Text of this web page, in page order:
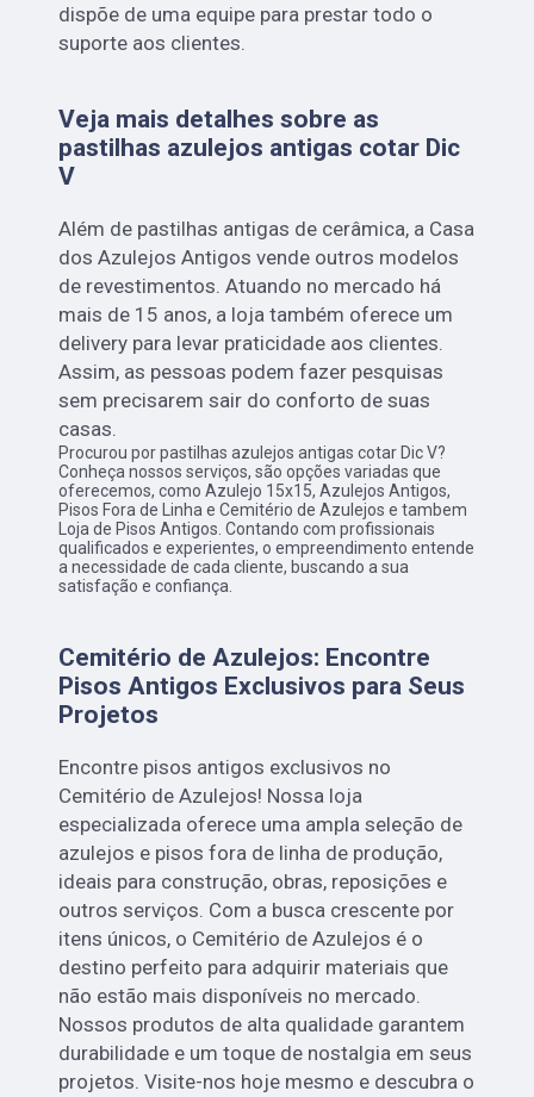
dispõe de uma equipe para prestar todo o
suporte aos clientes.
Veja mais detalhes sobre as
pastilhas azulejos antigas cotar Dic
V
Além de pastilhas antigas de cerâmica, a Casa
dos Azulejos Antigos vende outros modelos
de revestimentos. Atuando no mercado há
mais de 15 anos, a loja também oferece um
delivery para levar praticidade aos clientes.
Assim, as pessoas podem fazer pesquisas
sem precisarem sair do conforto de suas
casas.
Procurou por pastilhas azulejos antigas cotar Dic V?
Conheça nossos serviços, são opções variadas que
oferecemos, como Azulejo 15x15, Azulejos Antigos,
Pisos Fora de Linha e Cemitério de Azulejos e tambem
Loja de Pisos Antigos. Contando com profissionais
qualificados e experientes, o empreendimento entende
a necessidade de cada cliente, buscando a sua
satisfação e confiança.
Cemitério de Azulejos: Encontre
Pisos Antigos Exclusivos para Seus
Projetos
Encontre pisos antigos exclusivos no
Cemitério de Azulejos! Nossa loja
especializada oferece uma ampla seleção de
azulejos e pisos fora de linha de produção,
ideais para construção, obras, reposições e
outros serviços. Com a busca crescente por
itens únicos, o Cemitério de Azulejos é o
destino perfeito para adquirir materiais que
não estão mais disponíveis no mercado.
Nossos produtos de alta qualidade garantem
durabilidade e um toque de nostalgia em seus
projetos. Visite-nos hoje mesmo e descubra o